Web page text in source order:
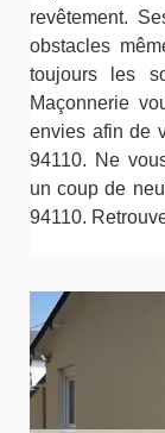
revêtement.
obstacles
toujours les
Maçonnerie
envies afin de
94110. Ne
un coup de
94110.